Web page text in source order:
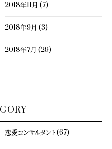
2018年11月 (7)
2018年9月 (3)
2018年7月 (29)
恋愛コンサルタント (67)